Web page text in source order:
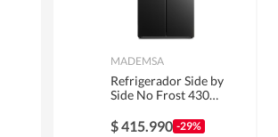
MADEMSA
Refrigerador Side by
Side No Frost 430
MAS430B
$415.990 -29%